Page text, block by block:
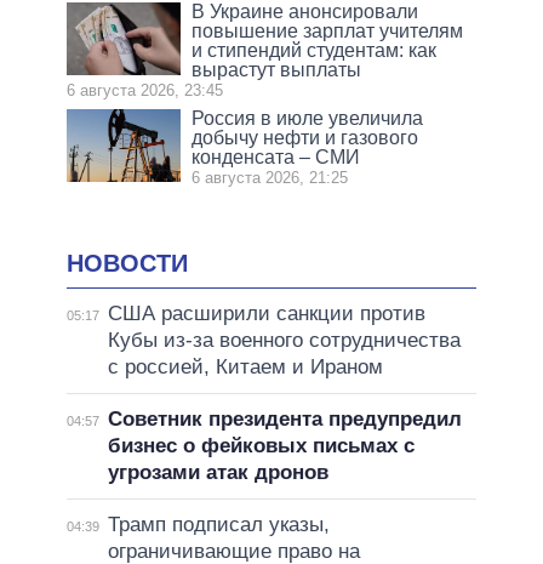
В Украине анонсировали
повышение зарплат учителям
и стипендий студентам: как
вырастут выплаты
6 августа 2026, 23:45
Россия в июле увеличила
добычу нефти и газового
конденсата – СМИ
6 августа 2026, 21:25
НОВОСТИ
05:17
США расширили санкции против
Кубы из-за военного сотрудничества
с россией, Китаем и Ираном
04:57 Советник президента предупредил
бизнес о фейковых письмах с
угрозами атак дронов
04:39 Трамп подписал указы,
ограничивающие право на